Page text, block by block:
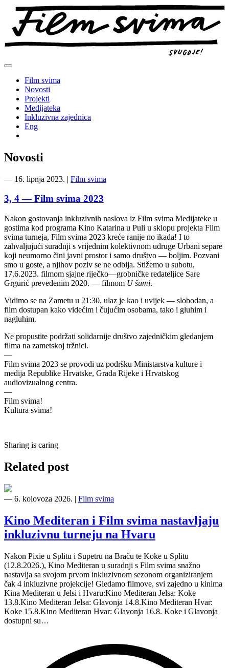
Preskoči
sadržaj
Film svima
Novosti
Projekti
Medijateka
Inkluzivna zajednica
Eng
Novosti
― 16. lipnja 2023. | Film svima
3, 4 — Film svima 2023
Nakon gostovanja inkluzivnih naslova iz Film svima Medijateke u
gostima kod programa Kino Katarina u Puli u sklopu projekta Film
svima turneja, Film svima 2023 kreće ranije no ikada! I to
zahvaljujući suradnji s vrijednim kolektivnom udruge Urbani separe
koji neumorno čini javni prostor i samo društvo — boljim. Pozvani
smo u goste, a njihov poziv se ne odbija. Stižemo u subotu,
17.6.2023. filmom sjajne riječko—grobničke redateljice Sare
Grgurić prevedenim 2020. — filmom U šumi.
Vidimo se na Zametu u 21:30, ulaz je kao i uvijek — slobodan, a
film dostupan kako videćim i čujućim osobama, tako i gluhim i
nagluhim.
Ne propustite podržati solidarnije društvo zajedničkim gledanjem
filma na zametskoj tržnici.
—
Film svima 2023 se provodi uz podršku Ministarstva kulture i
medija Republike Hrvatske, Grada Rijeke i Hrvatskog
audiovizualnog centra.
—
Film svima!
Kultura svima!
Sharing is caring
Related post
― 6. kolovoza 2026. | Film svima
Kino Mediteran i Film svima nastavljaju
inkluzivnu turneju na Hvaru
Nakon Pixie u Splitu i Supetru na Braču te Koke u Splitu
(12.8.2026.), Kino Mediteran u suradnji s Film svima snažno
nastavlja sa svojom prvom inkluzivnom sezonom organiziranjem
čak 4 inkluzivne projekcije! Gledamo filmove, svi zajedno u kinima
Kina Mediteran u Jelsi i Hvaru:Kino Mediteran Jelsa: Koke
13.8.Kino Mediteran Jelsa: Glavonja 14.8.Kino Mediteran Hvar:
Koke 15.8.Kino Mediteran Hvar: Glavonja 16.8. Koke i Glavonja
dostupni su…